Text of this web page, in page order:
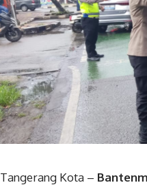
Tangerang Kota –